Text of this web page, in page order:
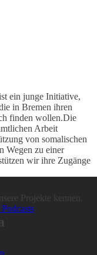
ein junge Initiative,
in Bremen ihren
finden wollen.Die
Arbeit
von somalischen
Wegen zu einer
wir ihre Zugänge
Projekte kennen.